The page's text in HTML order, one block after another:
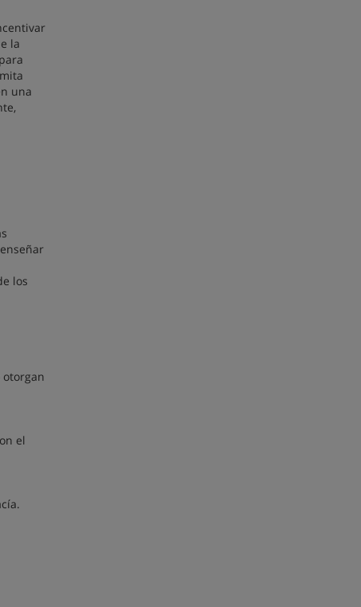
la
una
los
el